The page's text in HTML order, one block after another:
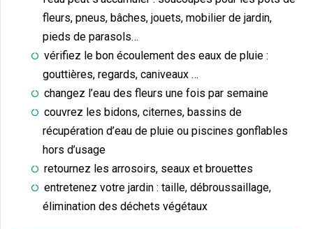
fleurs, pneus, bâches, jouets, mobilier de jardin,
pieds de parasols…
vérifiez le bon écoulement des eaux de pluie :
gouttières, regards, caniveaux …
changez l’eau des fleurs une fois par semaine
couvrez les bidons, citernes, bassins de
récupération d’eau de pluie ou piscines gonflables
hors d’usage
retournez les arrosoirs, seaux et brouettes
entretenez votre jardin : taille, débroussaillage,
élimination des déchets végétaux